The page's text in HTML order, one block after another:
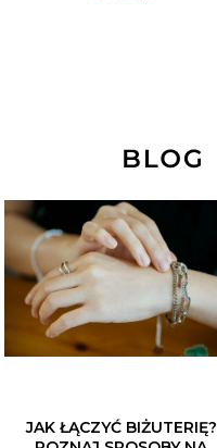
JAK ŁĄCZYĆ BIŻUTERIĘ?